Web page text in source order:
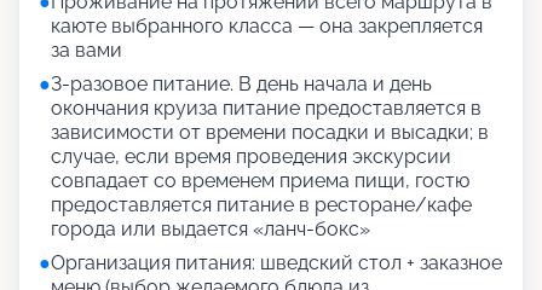
каюте выбранного класса — она закрепляется
за вами
●3-разовое питание. В день начала и день
окончания круиза питание предоставляется в
зависимости от времени посадки и высадки; в
случае, если время проведения экскурсии
совпадает со временем приема пищи, гостю
предоставляется питание в ресторане/кафе
города или выдается «ланч-бокс»
●Организация питания: шведский стол + заказное